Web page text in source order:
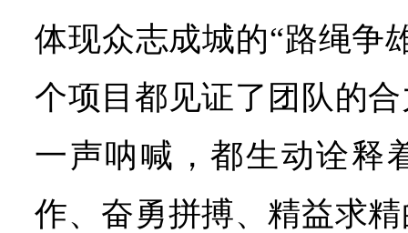
体现众志成城的“路绳
个项目都见证了团队的
一声呐喊，都生动诠释
作、奋勇拼搏、精益求